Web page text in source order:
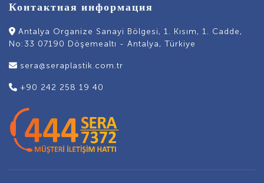
Контактная информация
Antalya Organize Sanayi Bölgesi, 1. Kısım, 1. Cadde,
No:33 07190 Döşemealtı - Antalya, Türkiye
sera@seraplastik.com.tr
+90 242 258 19 40